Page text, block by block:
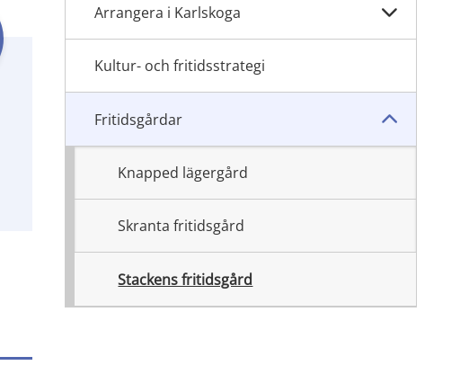
Arrangera i Karlskoga
Kultur- och fritidsstrategi
Fritidsgårdar
Knapped lägergård
Skranta fritidsgård
Stackens fritidsgård